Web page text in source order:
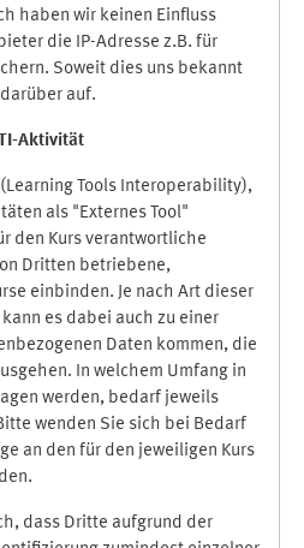
haben wir keinen Einfluss
die IP-Adresse z.B. für
Soweit dies uns bekannt
auf.
-Aktivität
Tools Interoperability),
als "Externes Tool"
den Kurs verantwortliche
Dritten betriebene,
einbinden. Je nach Art dieser
es dabei auch zu einer
Daten kommen, die
In welchem Umfang in
werden, bedarf jeweils
wenden Sie sich bei Bedarf
an den für den jeweiligen Kurs
dass Dritte aufgrund der